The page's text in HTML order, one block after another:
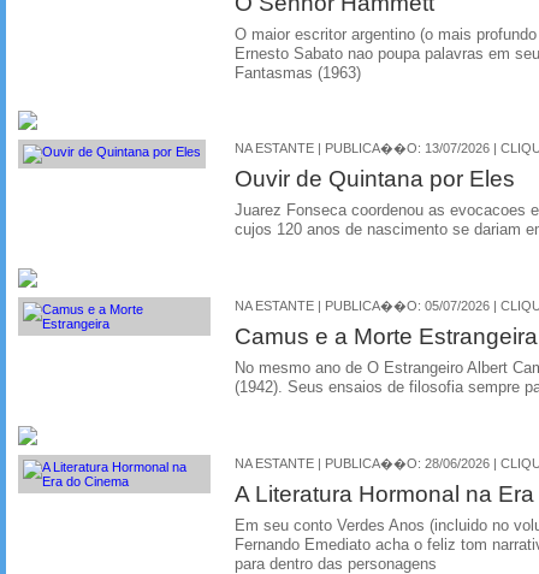
O maior escritor argentino (o mais
Ernesto Sabato nao poupa palavras em
Fantasmas (1963)
NA ESTANTE | PUBLICA��O: 13/07/2026 |
Ouvir de Quintana por Eles
Juarez Fonseca coordenou as evocacoes
cujos 120 anos de nascimento se dariam
NA ESTANTE | PUBLICA��O: 05/07/2026 |
Camus e a Morte Estrangeira
No mesmo ano de O Estrangeiro Albert
(1942). Seus ensaios de filosofia sempre
NA ESTANTE | PUBLICA��O: 28/06/2026 |
A Literatura Hormonal na
Em seu conto Verdes Anos (incluido no
Fernando Emediato acha o feliz tom
para dentro das personagens